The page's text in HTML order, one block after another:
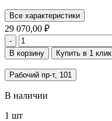
Все характеристики
29 070,00 ₽
-
В корзину Купить в 1 клик
Рабочий пр-т, 101
В наличии
1 шт